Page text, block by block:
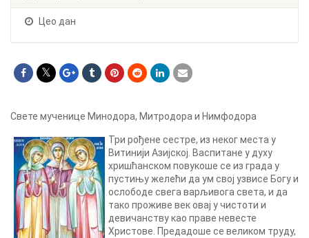
Цео дан
Свете мученице Минодора, Митродора и Нимфодора
Три рођене сестре, из неког места у
Витинији Азијској. Васпитане у духу
хришћанском повукоше се из града у
пустињу желећи да ум свој узвисе Богу и
ослободе свега варљивога света, и да
тако проживе век овај у чистоти и
девичанству као праве невесте
Христове. Предадоше се великом труду,